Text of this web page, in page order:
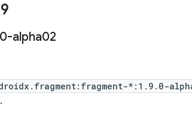
9
0-alpha02
*:1.9.0-
.